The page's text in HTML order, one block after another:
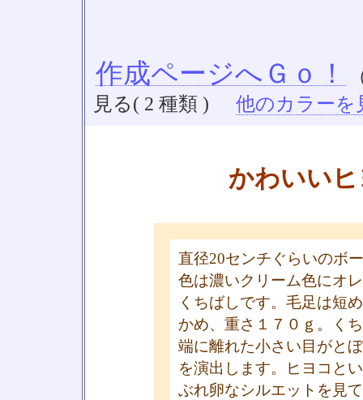
作成ページへＧｏ！
見る( 2 種類 )
他のカラーを
かわいい
直径20センチぐらいのボ
色は濃いクリーム色にオ
くちばしです。毛足は短
かめ、重さ１７０ｇ。く
端に離れた小さい目がと
を演出します。ヒヨコと
ぶれ卵なシルエットを見